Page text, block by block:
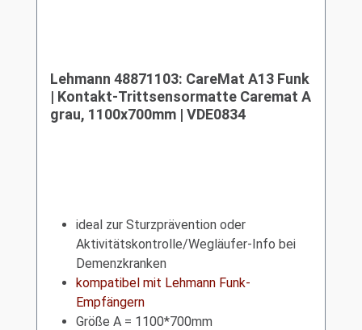
Lehmann 48871103: CareMat A13 Funk
| Kontakt-Trittsensormatte Caremat A
grau, 1100x700mm | VDE0834
ideal zur Sturzprävention oder
Aktivitätskontrolle/Wegläufer-Info bei
Demenzkranken
kompatibel mit Lehmann Funk-
Empfängern
Größe A = 1100*700mm